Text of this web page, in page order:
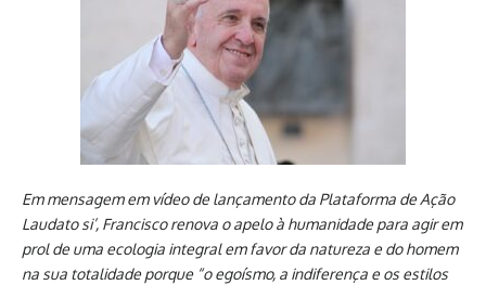
Em mensagem em vídeo de lançamento da Plataforma de Ação
Laudato si’, Francisco renova o apelo à humanidade para agir em
prol de uma ecologia integral em favor da natureza e do homem
na sua totalidade porque “o egoísmo, a indiferença e os estilos